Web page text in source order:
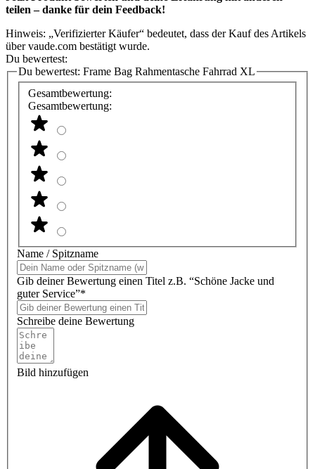
teilen – danke für dein Feedback!
Hinweis: „Verifizierter Käufer“ bedeutet, dass der Kauf des Artikels
über vaude.com bestätigt wurde.
Du bewertest:
Du bewertest: Frame Bag Rahmentasche Fahrrad XL
Gesamtbewertung:
Gesamtbewertung:
Name / Spitzname
Gib deiner Bewertung einen Titel z.B. “Schöne Jacke und
guter Service”*
Schreibe deine Bewertung
Bild hinzufügen